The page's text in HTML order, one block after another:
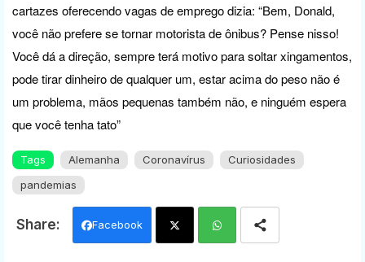
cartazes oferecendo vagas de emprego dizia: “Bem, Donald,
você não prefere se tornar motorista de ônibus? Pense nisso!
Você dá a direção, sempre terá motivo para soltar xingamentos,
pode tirar dinheiro de qualquer um, estar acima do peso não é
um problema, mãos pequenas também não, e ninguém espera
que você tenha tato”
Tags Alemanha Coronavírus
Curiosidades
pandemias
Facebook